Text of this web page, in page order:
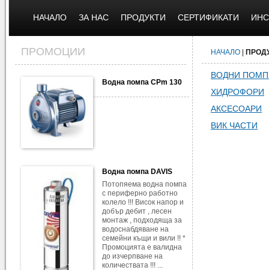
НАЧАЛО ЗА НАС ПРОДУКТИ СЕРТИФИКАТИ
ПРОМОЦИИ
Водна помпа CPm 130
Водна помпа DAVIS
Потопяема водна помпа
с периферно работно
колело !!! Висок напор и
добър дебит , лесен
монтаж , подходяща за
водоснабдяване на
семейни къщи и вили !! *
Промоцията е валидна
до изчерпване на
количествата !!! ...
НАЧАЛО
ВОДНИ
ХИДРОФОРИ
АКСЕСОАРИ
ВИК ЧАСТИ